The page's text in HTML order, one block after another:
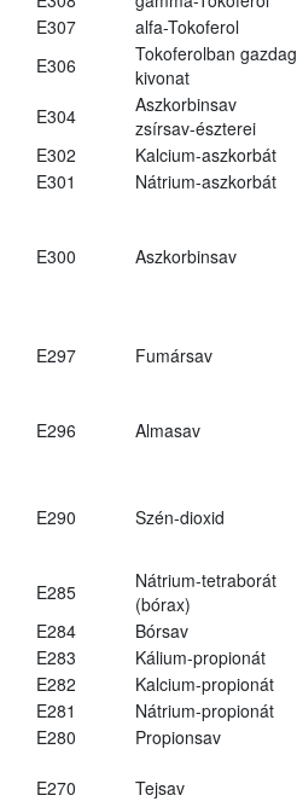
E307
alfa-Tokoferol
E306
Tokoferolban gazdag
kivonat
E304
Aszkorbinsav
zsírsav-észterei
E302
Kalcium-aszkorbát
E301
Nátrium-aszkorbát
E300 Aszkorbinsav
E297 Fumársav
E296 Almasav
E290 Szén-dioxid
E285
Nátrium-tetraborát
(bórax)
E284
Bórsav
E283
Kálium-propionát
E282
Kalcium-propionát
E281
Nátrium-propionát
E280
Propionsav
E270 Tejsav